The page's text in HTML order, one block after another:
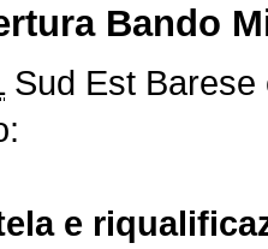
Bando
Sud Est Barese
e